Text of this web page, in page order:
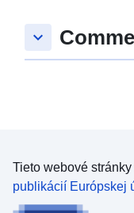
keyboard_arrow_down
Tieto webové
publikácií Európskej